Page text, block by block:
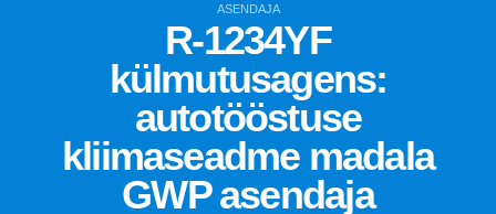
ASENDAJA
R-1234YF
külmutusagens:
autotööstuse
kliimaseadme madala
GWP asendaja